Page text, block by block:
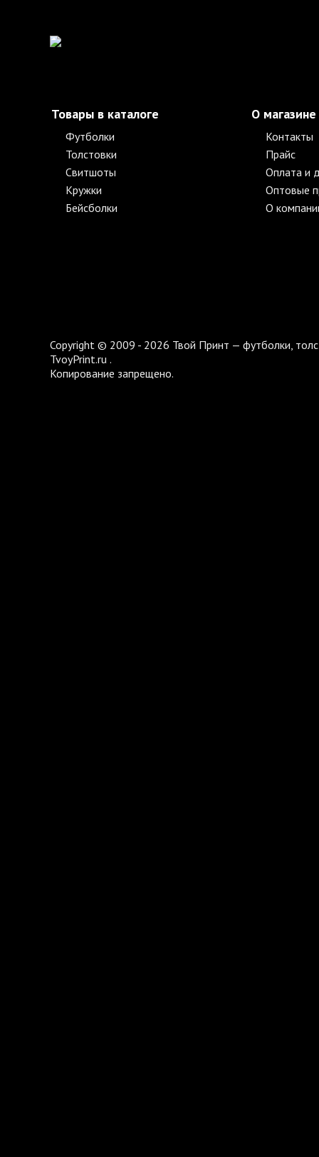
Товары в каталоге
Футболки
Толстовки
Свитшоты
Кружки
Бейсболки
О магазине
Контакты
Прайс
Оплата и
Оптовые
О
Copyright © 2009 - 2026 Твой Принт — футболки,
TvoyPrint.ru .
Копирование запрещено.